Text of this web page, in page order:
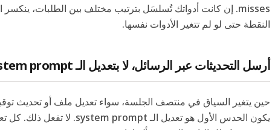
النقطة حتى لو لم تتغير الأدوات نفسها.
أرسل التحديثات عبر الرسائل، لا بتعديل الـ system prompt
حين يتغير السياق في منتصف الجلسة، سواء تعديل ملف أو تحديث